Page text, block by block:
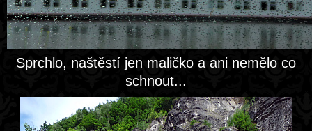
Sprchlo, naštěstí jen maličko a ani nemělo co
schnout...